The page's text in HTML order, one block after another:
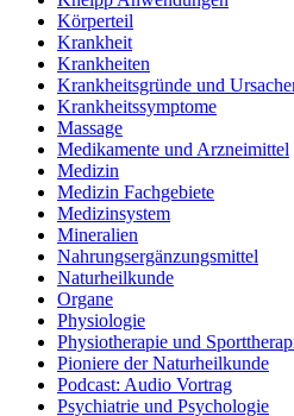
Körperteil
Krankheit
Krankheiten
Krankheitsgründe und
Krankheitssymptome
Massage
Medikamente und Arzneimittel
Medizin
Medizin Fachgebiete
Medizinsystem
Mineralien
Nahrungsergänzungsmittel
Naturheilkunde
Organe
Physiologie
Physiotherapie und
Pioniere der Naturheilkunde
Podcast: Audio Vortrag
Psychiatrie und Psychologie